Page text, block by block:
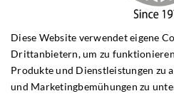
Diese Website verwendet eigene
Drittanbietern, um zu
Produkte und Dienstleistungen zu
und Marketingbemühungen zu